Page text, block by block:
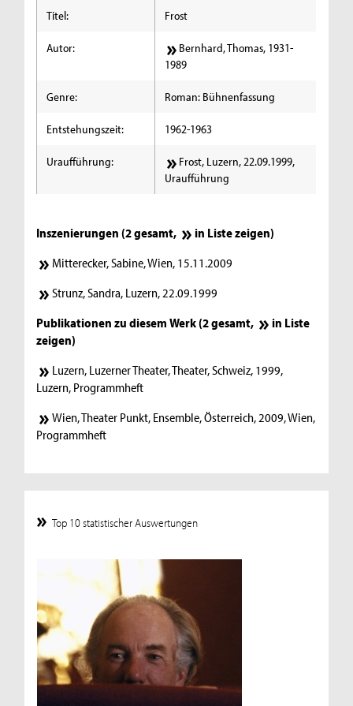
Titel: Frost
Autor:
Bernhard, Thomas, 1931-
1989
Genre: Roman: Bühnenfassung
Entstehungszeit: 1962-1963
Uraufführung:
Frost, Luzern, 22.09.1999,
Uraufführung
Inszenierungen (2 gesamt, in Liste zeigen)
Mitterecker, Sabine, Wien, 15.11.2009
Strunz, Sandra, Luzern, 22.09.1999
Publikationen zu diesem Werk (2 gesamt,
in Liste
zeigen)
Luzern, Luzerner Theater, Theater, Schweiz, 1999,
Luzern, Programmheft
Wien, Theater Punkt, Ensemble, Österreich, 2009, Wien,
Programmheft
Top 10 statistischer Auswertungen